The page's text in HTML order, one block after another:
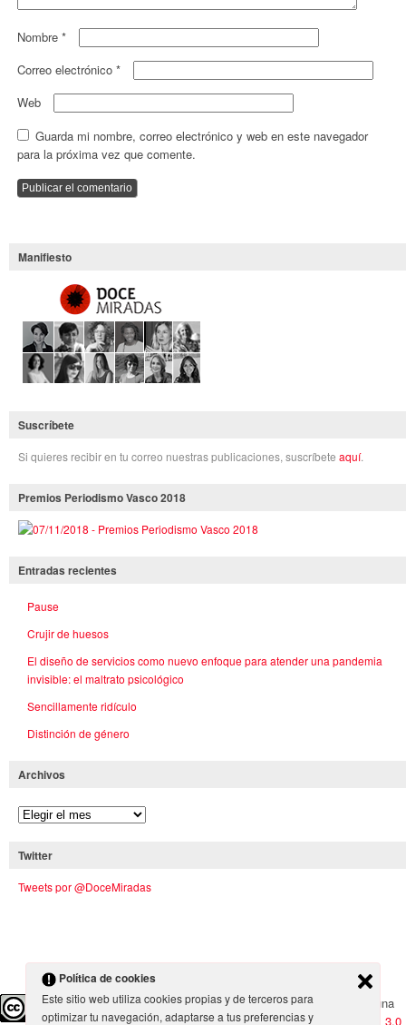
Política de cookies
Este sitio web utiliza cookies propias y de terceros para
optimizar tu navegación, adaptarse a tus preferencias y
Nombre *
Correo electrónico *
Web
Guarda mi nombre, correo electrónico y web en este navegador
para la próxima vez que comente.
Manifiesto
Suscríbete
Si quieres recibir en tu correo nuestras publicaciones, suscríbete aquí.
Premios Periodismo Vasco 2018
Entradas recientes
Pause
Crujir de huesos
El diseño de servicios como nuevo enfoque para atender una pandemia
invisible: el maltrato psicológico
Sencillamente ridículo
Distinción de género
Archivos
Twitter
Tweets por @DoceMiradas
Doce MiradasporDoce Miradasse encuentra bajo una
Licencia Creative Commons Atribución-CompartirIgual 3.0